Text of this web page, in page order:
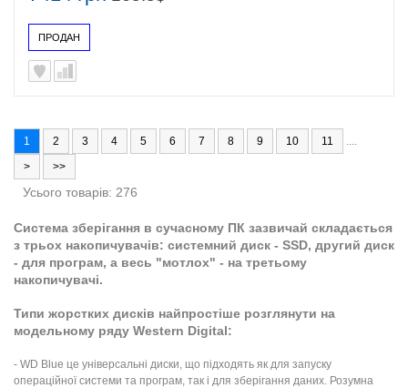
ПРОДАН
1 2 3 4 5 6 7 8 9 10 11
....
>
>>
Усього товарів: 276
Система зберігання в сучасному ПК зазвичай складається
з трьох накопичувачів: системний диск - SSD, другий диск
- для програм, а весь "мотлох" - на третьому
накопичувачі.
Типи жорстких дисків найпростіше розглянути на
модельному ряду Western Digital:
- WD Blue це універсальні диски, що підходять як для запуску
операційної системи та програм, так і для зберігання даних. Розумна